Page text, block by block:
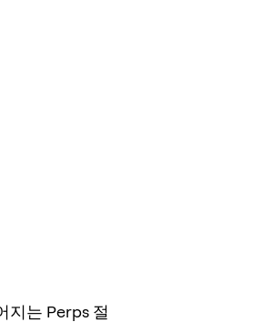
지는 Perps 절